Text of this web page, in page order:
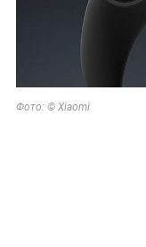
Фото: © Xiaomi